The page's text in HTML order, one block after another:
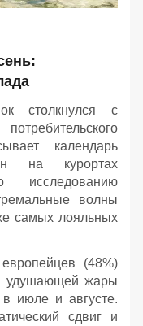
столкнулся с
календарь
на курортах
исследованию
волны
самых лояльных
(48%)
удушающей жары
июле и августе.
сдвиг и